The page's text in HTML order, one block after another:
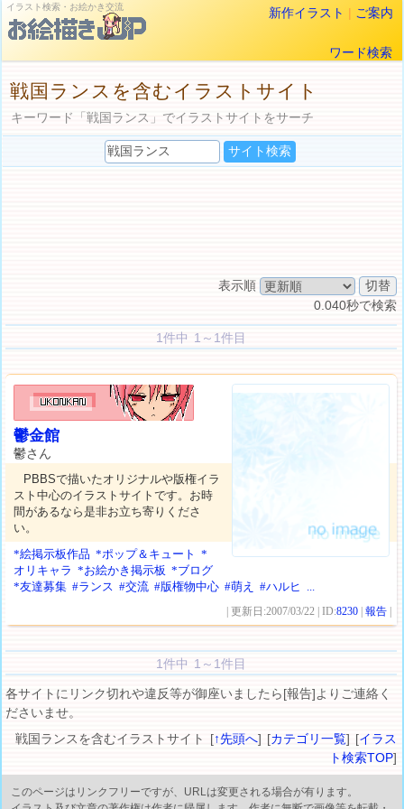
イラスト検索・お絵かき交流 新作イラスト | ご案内
ワード検索
戦国ランスを含むイラストサイト
キーワード「戦国ランス」でイラストサイトをサーチ
表示順
0.040秒で検索
1件中 1～1件目
鬱金館
鬱さん
PBBSで描いたオリジナルや版権イラ
スト中心のイラストサイトです。お時
間があるなら是非お立ち寄りくださ
い。
*絵掲示板作品 *ポップ＆キュート
*
オリキャラ *お絵かき掲示板 *ブログ
*友達募集 #ランス #交流 #版権物中心 #萌え #ハルヒ ...
| 更新日:2007/03/22 | ID:8230 |報告
1件中 1～1件目
各サイトにリンク切れや違反等が御座いましたら[報告]よりご連絡く
ださいませ。
戦国ランスを含むイラストサイト [↑先頭へ] [カテゴリ一覧] [イラス
ト検索TOP]
このページはリンクフリーですが、URLは変更される場合が有ります。